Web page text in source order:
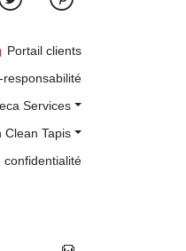
Portail clients
Services
Clean Tapis
confidentialité